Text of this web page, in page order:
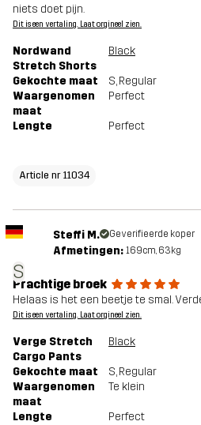
niets doet pijn.
Dit is een vertaling. Laat orgineel zien.
Nordwand
Stretch Shorts
Black
Gekochte maat S, Regular
Waargenomen
maat
Perfect
Lengte Perfect
Article nr 11034
S
Steffi M. Geverifieerde koper
Afmetingen: 169cm, 63kg
Prachtige broek
Helaas is het een beetje te smal.
Dit is een vertaling. Laat orgineel zien.
Verge Stretch
Cargo Pants
Black
Gekochte maat S, Regular
Waargenomen
maat
Te klein
Lengte Perfect